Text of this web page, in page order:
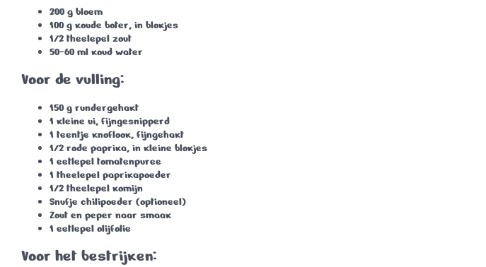
200 g bloem
100 g koude boter, in blokjes
1/2 theelepel zout
50-60 ml koud water
Voor de vulling:
150 g rundergehakt
1 kleine ui, fijngesnipperd
1 teentje knoflook, fijngehakt
1/2 rode paprika, in kleine blokjes
1 eetlepel tomatenpuree
1 theelepel paprikapoeder
1/2 theelepel komijn
Snufje chilipoeder (optioneel)
Zout en peper naar smaak
1 eetlepel olijfolie
Voor het bestrijken: